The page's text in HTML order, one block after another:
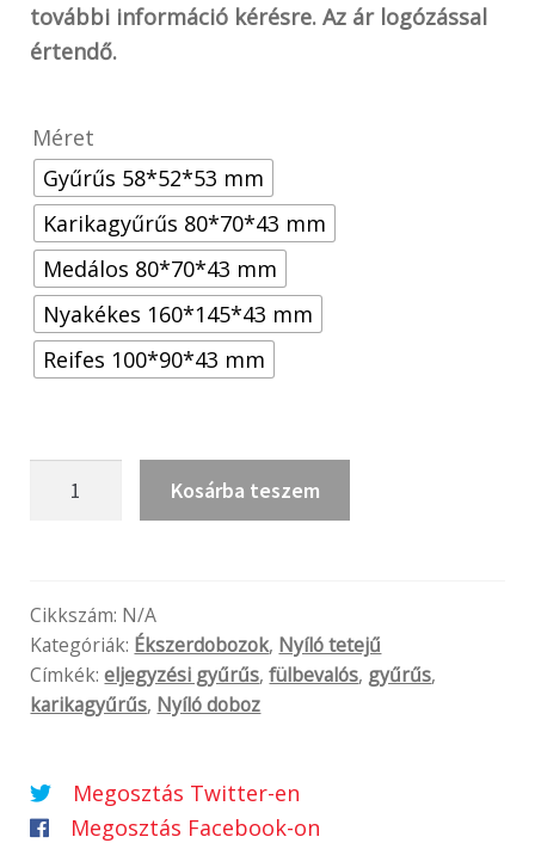
további információ kérésre. Az ár logózással
értendő.
Méret
Gyűrűs 58*52*53 mm
Karikagyűrűs 80*70*43 mm
Medálos 80*70*43 mm
Nyakékes 160*145*43 mm
Reifes 100*90*43 mm
mennyiség
Kosárba teszem
Cikkszám: N/A
Kategóriák: Ékszerdobozok, Nyíló tetejű
Címkék:eljegyzési gyűrűs,fülbevalós, gyűrűs,
karikagyűrűs, Nyíló doboz
Megosztás Twitter-en
Megosztás Facebook-on